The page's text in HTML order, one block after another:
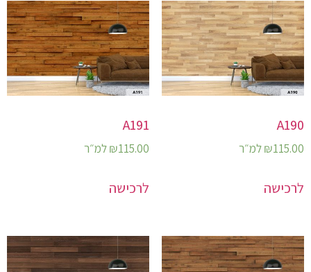
A190
₪115.00 למ״ר
לרכישה
A191
₪115.00 למ״ר
לרכישה